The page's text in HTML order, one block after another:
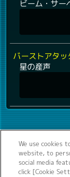
ビーム・サー
バーストアタッ
星の産声
We use cookies
website, to
social media
click [Cookie